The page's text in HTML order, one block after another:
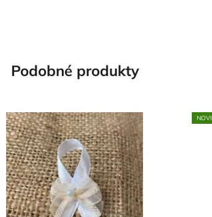
Podobné produkty